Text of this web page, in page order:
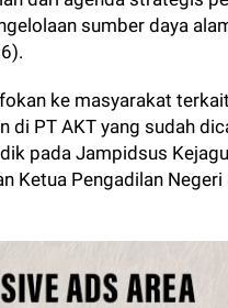
sumber daya
ke masyarakat
di PT AKT yang sudah
pada Jampidsus
Ketua Pengadilan